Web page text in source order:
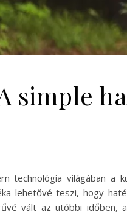
simple
technológia világában a
lehetővé teszi, hogy
vált az utóbbi időben,